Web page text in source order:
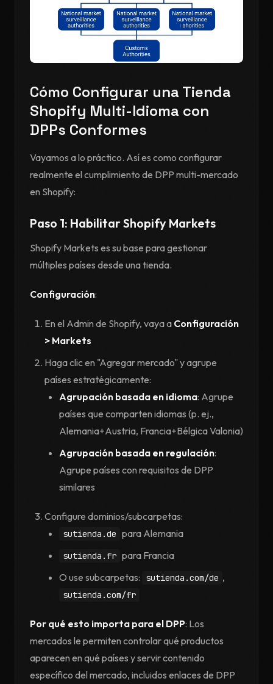
Cómo Configurar una Tienda
Shopify Multi-Idioma con
DPPs Conformes
Vayamos a lo práctico. Así es como configurar
realmente el cumplimiento de DPP multi-mercado
en Shopify:
Paso 1: Habilitar Shopify Markets
Shopify Markets es su base para gestionar
múltiples países desde una tienda.
Configuración:
En el Admin de Shopify, vaya a Configuración
> Markets
Haga clic en "Agregar mercado" y agrupe
países estratégicamente:
Agrupación basada en idioma: Agrupe
países que comparten idiomas (p. ej.,
Alemania+Austria, Francia+Bélgica Valonia)
Agrupación basada en regulación:
Agrupe países con requisitos de DPP
similares
Configure dominios/subcarpetas:
sutienda.de para Alemania
sutienda.fr para Francia
O use subcarpetas:
sutienda.com/de ,
sutienda.com/fr
Por qué esto importa para el DPP: Los
mercados le permiten controlar qué productos
aparecen en qué países y servir contenido
específico del mercado, incluidos enlaces de DPP